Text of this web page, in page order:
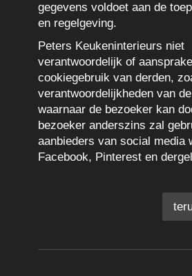
gegevens voldoet aan de
en regelgeving.
Peters Keukeninterieurs niet
verantwoordelijk of
cookiegebruik van derden,
verantwoordelijkheden van
waarnaar de bezoeker kan
bezoeker anderszins zal
aanbieders van social media
Facebook, Pinterest en